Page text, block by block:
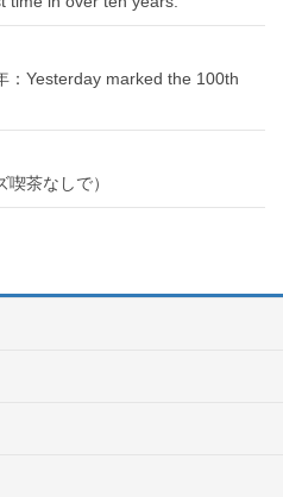
：Yesterday marked the 100th
茶なしで）